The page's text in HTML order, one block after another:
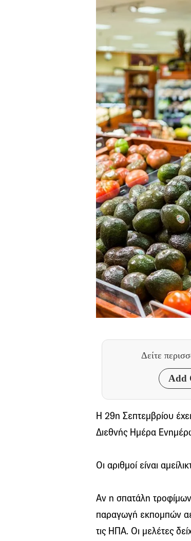
Δείτε
Add
Η 29η Σεπτεμβρίου
Διεθνής Ημέρα
Οι αριθμοί είναι
Αν η σπατάλη
παραγωγή εκπομπών
τις ΗΠΑ. Οι μελέτες